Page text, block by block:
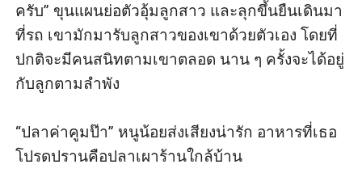
ครับ” ขุนแผนย่อตัวอุ้มลูกสาว และลุกขึ้นยืนเดินมา
ที่รถ เขามักมารับลูกสาวของเขาด้วยตัวเอง โดยที่
ปกติจะมีคนสนิทตามเขาตลอด นาน ๆ ครั้งจะได้อยู่
กับลูกตามลำพัง
“ปลาค่าคูมป๊า” หนูน้อยส่งเสียงน่ารัก อาหารที่เธอ
โปรดปรานคือปลาเผาร้านใกล้บ้าน